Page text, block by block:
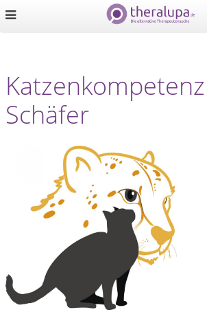
Katzenkompetenz
Schäfer